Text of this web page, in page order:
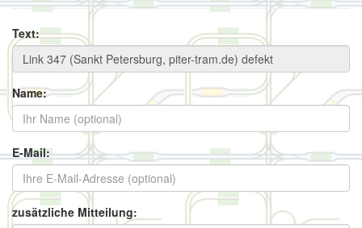
Text:
Name:
E-Mail:
zusätzliche Mitteilung: